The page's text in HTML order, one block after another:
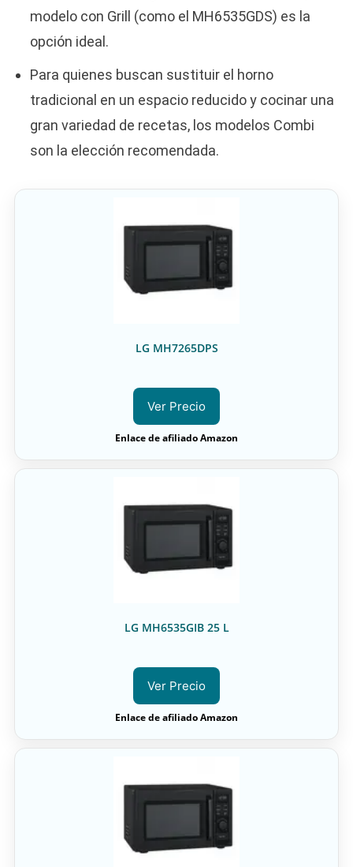
modelo con Grill (como el MH6535GDS) es la
opción ideal.
Para quienes buscan sustituir el horno
tradicional en un espacio reducido y cocinar una
gran variedad de recetas, los modelos Combi
son la elección recomendada.
LG MH7265DPS
Ver Precio
Enlace de afiliado Amazon
LG MH6535GIB 25 L
Ver Precio
Enlace de afiliado Amazon